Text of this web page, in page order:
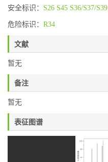
安全标识： S26 S45 S36/S37/S39
危险标识： R34
文献
暂无
备注
暂无
表征图谱